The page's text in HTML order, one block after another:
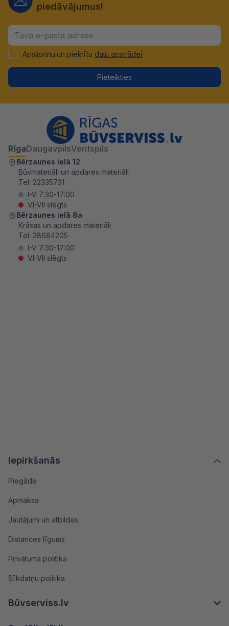
piedāvājumus!
Apstiprinu un piekrītu datu apstrādei.
Pieteikties
Iepirkšanās
Piegāde
Apmaksa
Jautājumi un atbildes
Distances līgums
Privātuma politika
Sīkdatņu politika
Būvserviss.lv
RīgaDaugavpilsVentspils
Bērzaunes ielā 12
Būvmateriāli un apdares materiāli
Tel: 22335731
I-V 7:30-17:00
VI-VII slēgts
Bērzaunes ielā 8a
Krāsas un apdares materiāli
Tel: 28684205
I-V 7:30-17:00
VI-VII slēgts